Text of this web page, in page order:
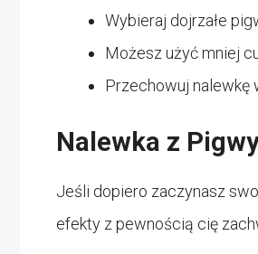
Wybieraj dojrzałe
Możesz użyć mniej
Przechowuj nalewkę
Nalewka z
Jeśli dopiero zaczynasz
efekty z pewnością cię